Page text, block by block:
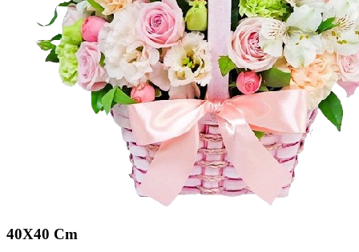
40X40 Cm